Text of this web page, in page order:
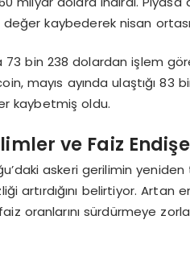
değer kaybederek nisan
73 bin 238 dolardan işlem
mayıs ayında ulaştığı 83
kaybetmiş oldu.
ve Faiz
askeri gerilimin
artırdığını belirtiyor.
oranlarını sürdürmeye